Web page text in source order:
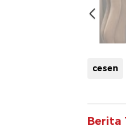
cesen
Berita